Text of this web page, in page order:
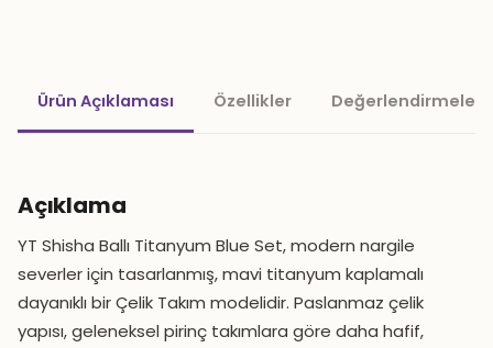
Ürün Açıklaması Özellikler Değerlendirmeler
Açıklama
YT Shisha Ballı Titanyum Blue Set, modern nargile
severler için tasarlanmış, mavi titanyum kaplamalı
dayanıklı bir Çelik Takım modelidir. Paslanmaz çelik
yapısı, geleneksel pirinç takımlara göre daha hafif,